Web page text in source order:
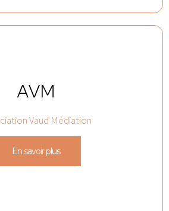
AVM
Vaud Médiation
En savoir plus